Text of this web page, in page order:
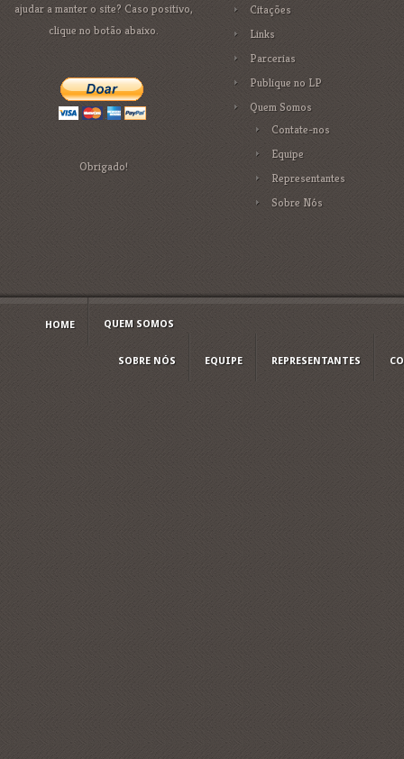
ajudar a manter o site? Caso positivo,
clique no botão abaixo.
Obrigado!
Citações
Links
Parcerias
Publique no LP
Quem Somos
Contate-nos
Equipe
Representantes
Sobre Nós
HOME QUEM SOMOS
SOBRE NÓS EQUIPE REPRESENTANTES